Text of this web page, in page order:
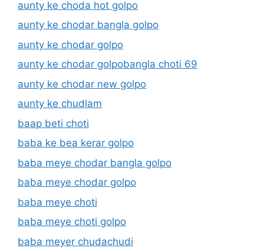
aunty ke choda hot golpo
aunty ke chodar bangla golpo
aunty ke chodar golpo
aunty ke chodar golpobangla choti 69
aunty ke chodar new golpo
aunty ke chudlam
baap beti choti
baba ke bea kerar golpo
baba meye chodar bangla golpo
baba meye chodar golpo
baba meye choti
baba meye choti golpo
baba meyer chudachudi